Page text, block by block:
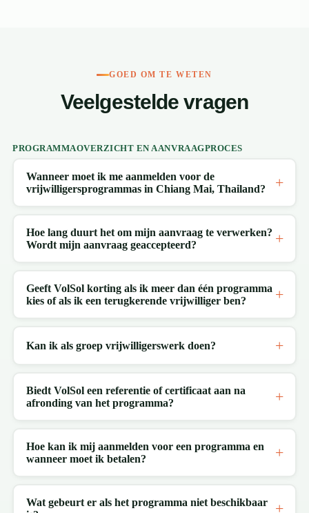
GOED OM TE WETEN
Veelgestelde vragen
PROGRAMMAOVERZICHT EN AANVRAAGPROCES
Wanneer moet ik me aanmelden voor de
vrijwilligersprogrammas in Chiang Mai, Thailand?
Hoe lang duurt het om mijn aanvraag te verwerken?
Wordt mijn aanvraag geaccepteerd?
Geeft VolSol korting als ik meer dan één programma
kies of als ik een terugkerende vrijwilliger ben?
Kan ik als groep vrijwilligerswerk doen?
Biedt VolSol een referentie of certificaat aan na
afronding van het programma?
Hoe kan ik mij aanmelden voor een programma en
wanneer moet ik betalen?
Wat gebeurt er als het programma niet beschikbaar